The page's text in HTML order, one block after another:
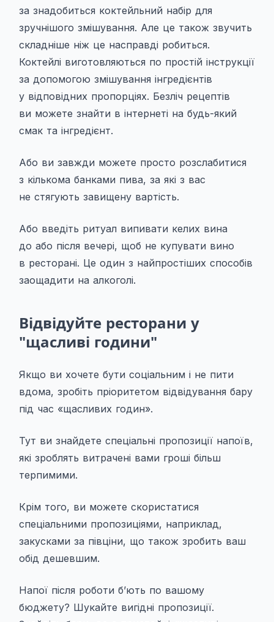
за знадобиться коктейльний набір для
зручнішого змішування. Але це також звучить
складніше ніж це насправді робиться.
Коктейлі виготовляються по простій інструкції
за допомогою змішування інгредієнтів
у відповідних пропорціях. Безліч рецептів
ви можете знайти в інтернеті на будь-який
смак та інгредієнт.
Або ви завжди можете просто розслабитися
з кількома банками пива, за які з вас
не стягують завищену вартість.
Або введіть ритуал випивати келих вина
до або після вечері, щоб не купувати вино
в ресторані. Це один з найпростіших способів
заощадити на алкоголі.
Відвідуйте ресторани у
"щасливі години"
Якщо ви хочете бути соціальним і не пити
вдома, зробіть пріоритетом відвідування бару
під час «щасливих годин».
Тут ви знайдете спеціальні пропозиції напоїв,
які зроблять витрачені вами гроші більш
терпимими.
Крім того, ви можете скористатися
спеціальними пропозиціями, наприклад,
закусками за півціни, що також зробить ваш
обід дешевшим.
Напої після роботи б’ють по вашому
бюджету? Шукайте вигідні пропозиції.